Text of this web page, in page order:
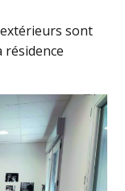
sont
résidence